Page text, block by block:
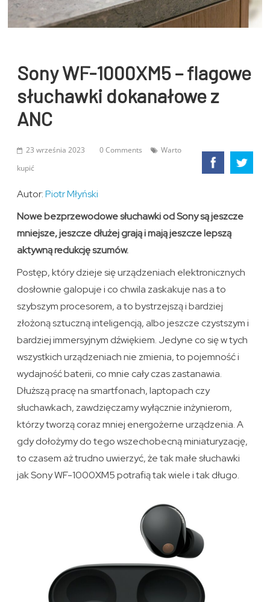
Sony WF-1000XM5 – flagowe
słuchawki dokanałowe z
ANC
23 września 2023 0 Comments
Warto
kupić
Autor:Piotr Młyński
Nowe bezprzewodowe słuchawki od Sony są jeszcze
mniejsze, jeszcze dłużej grają i mają jeszcze lepszą
aktywną redukcję szumów.
Postęp, który dzieje się urządzeniach elektronicznych
dosłownie galopuje i co chwila zaskakuje nas a to
szybszym procesorem, a to bystrzejszą i bardziej
złożoną sztuczną inteligencją, albo jeszcze czystszym i
bardziej immersyjnym dźwiękiem. Jedyne co się w tych
wszystkich urządzeniach nie zmienia, to pojemność i
wydajność baterii, co mnie cały czas zastanawia.
Dłuższą pracę na smartfonach, laptopach czy
słuchawkach, zawdzięczamy wyłącznie inżynierom,
którzy tworzą coraz mniej energożerne urządzenia. A
gdy dołożymy do tego wszechobecną miniaturyzację,
to czasem aż trudno uwierzyć, że tak małe słuchawki
jak Sony WF-1000XM5 potrafią tak wiele i tak długo.